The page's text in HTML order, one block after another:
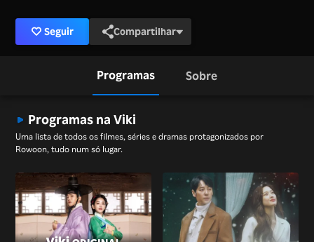
Seguir Compartilhar
Programas Sobre
Programas na Viki
Uma lista de todos os filmes, séries e dramas protagonizados por
Rowoon, tudo num só lugar.